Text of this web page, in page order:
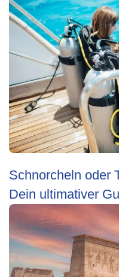
Schnorcheln oder
Dein ultimativer